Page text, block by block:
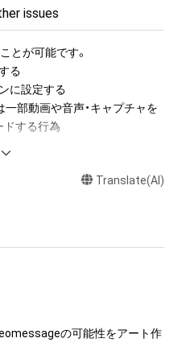
issues
とが可能です。
る
に設定する
一部動画や音声・キャプチャを
ドする行為
および映像、音楽、商標または
れません。)にかかる知的財産
商標権、意匠権その他の知的財
はそれらの権利につき登録等を
します。)は、本アイテムの著
Translate(AI)
の可能性をアート作